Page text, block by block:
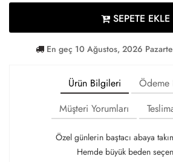
SEPETE EKLE
En geç 10 Ağustos, 2026
Ürün Bilgileri
Ödeme
Müşteri Yorumları
Özel günlerin baştacı abaya
Hemde büyük beden